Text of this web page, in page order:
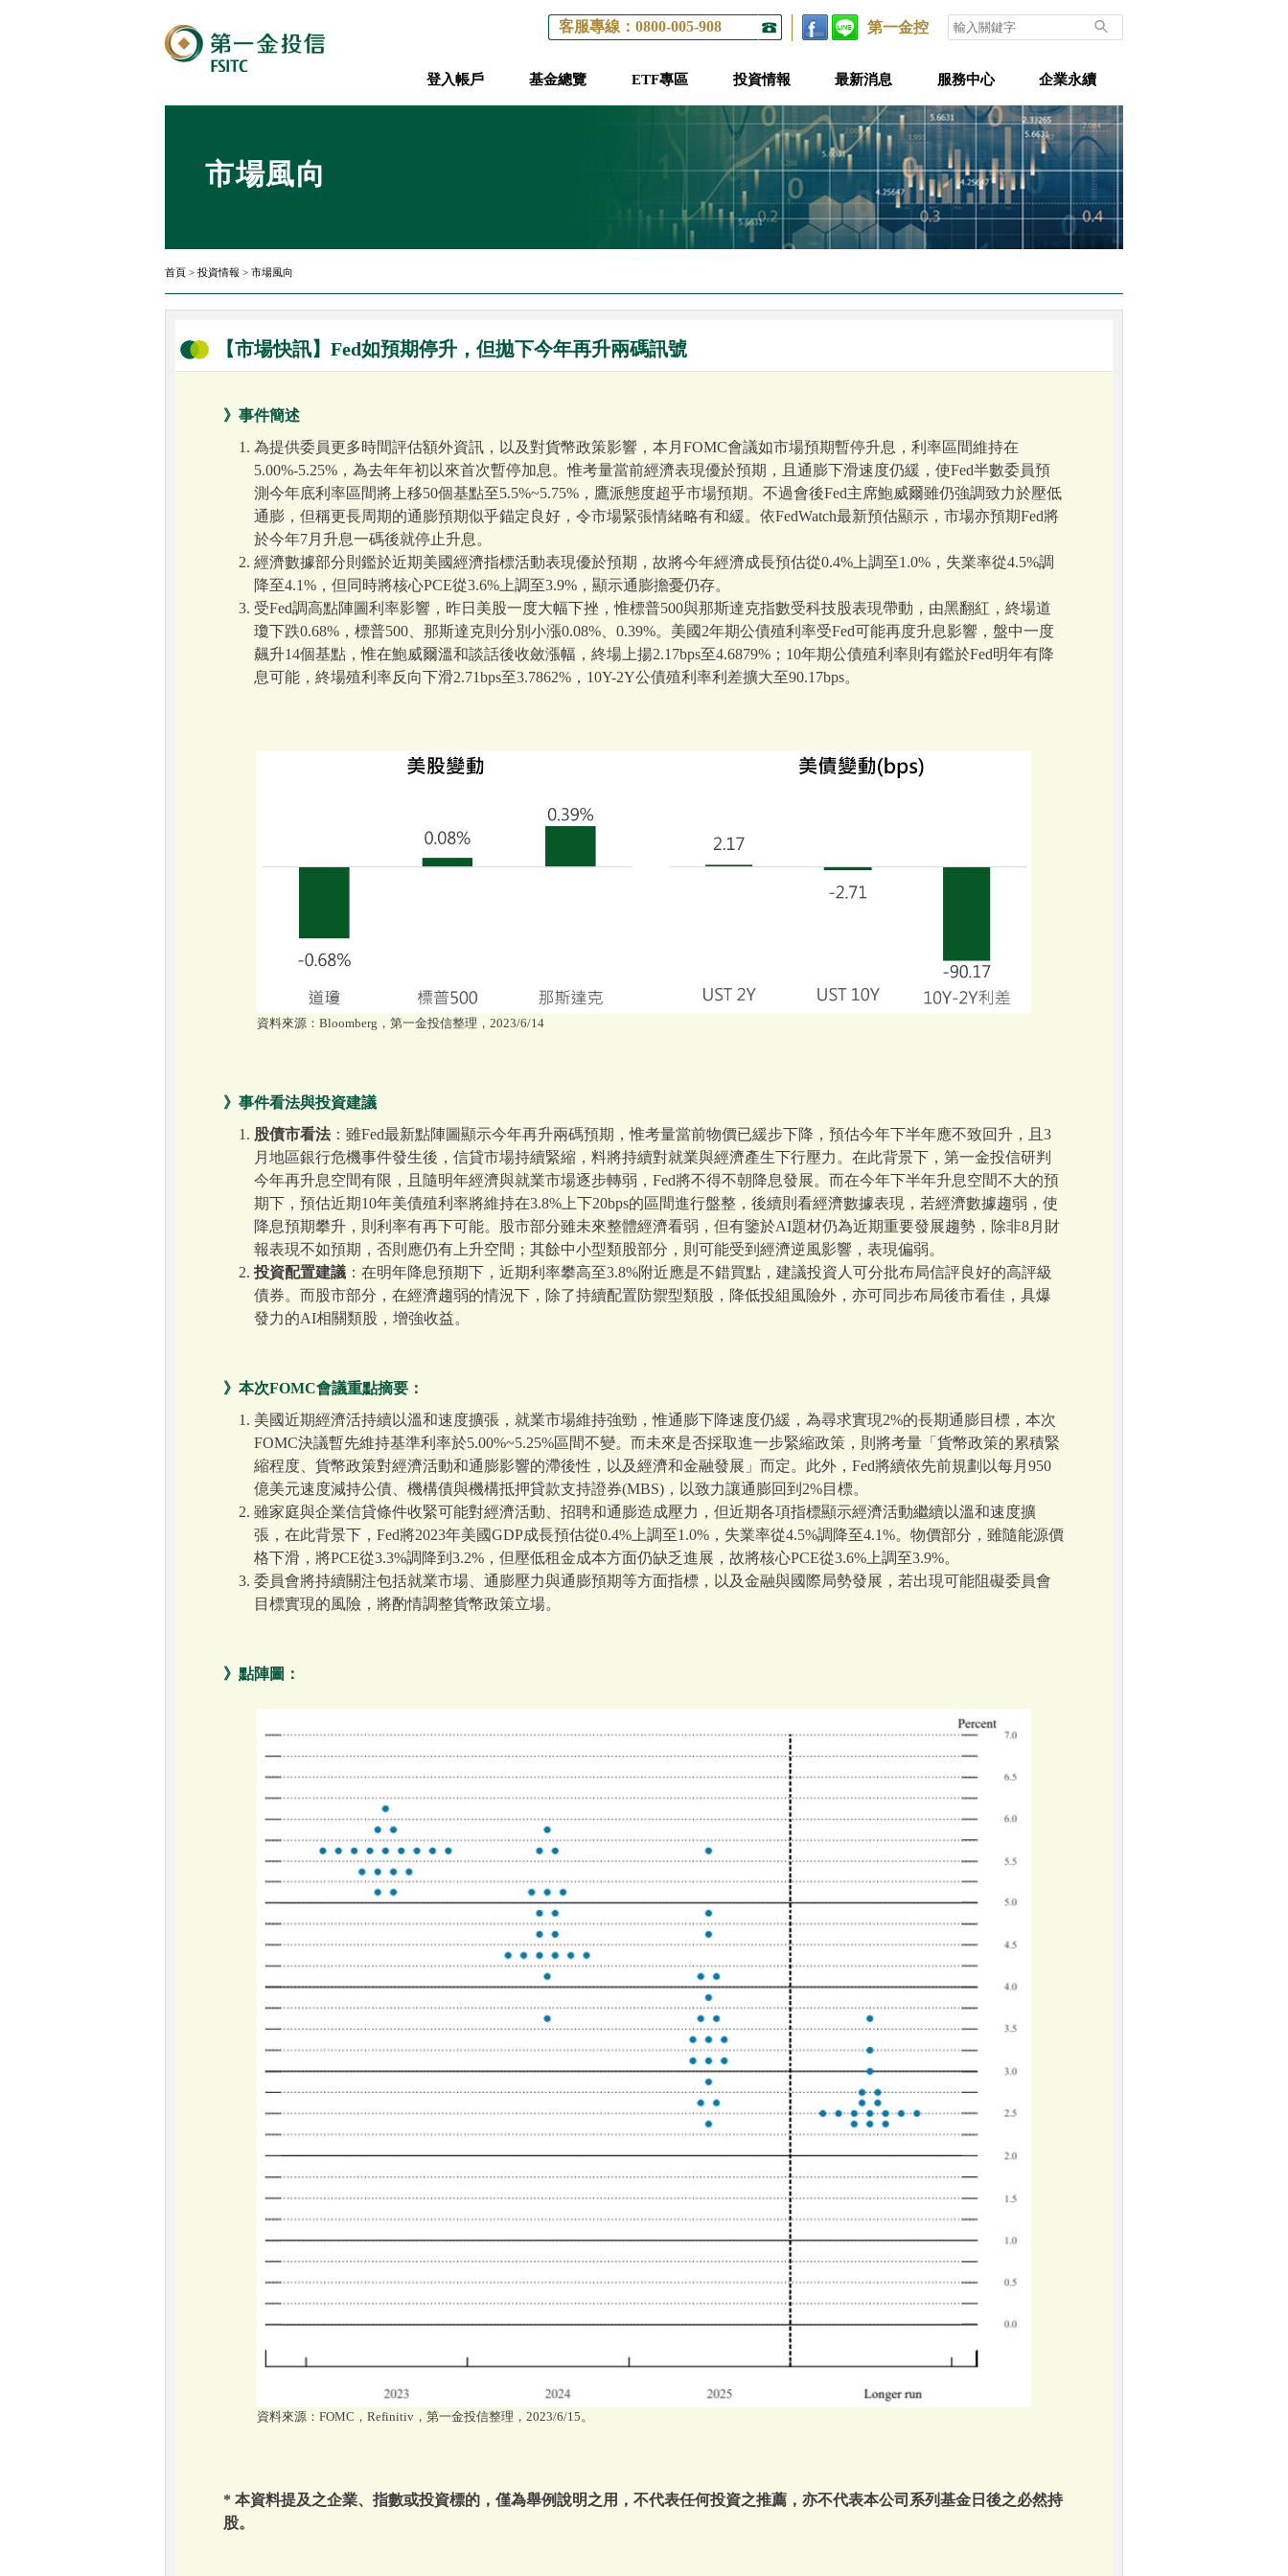
第一金控
客服專線：0800-005-908
登入帳戶 基金總覽 ETF專區 投資情報 最新消息 服務中心 企業永續
市場風向
首頁 > 投資情報 > 市場風向
【市場快訊】Fed如預期停升，但拋下今年再升兩碼訊號
》事件簡述
為提供委員更多時間評估額外資訊，以及對貨幣政策影響，本月FOMC會議如市場預期暫停升息，利率區間維持在
5.00%-5.25%，為去年年初以來首次暫停加息。惟考量當前經濟表現優於預期，且通膨下滑速度仍緩，使Fed半數委員預
測今年底利率區間將上移50個基點至5.5%~5.75%，鷹派態度超乎市場預期。不過會後Fed主席鮑威爾雖仍強調致力於壓低
通膨，但稱更長周期的通膨預期似乎錨定良好，令市場緊張情緒略有和緩。依FedWatch最新預估顯示，市場亦預期Fed將
於今年7月升息一碼後就停止升息。
經濟數據部分則鑑於近期美國經濟指標活動表現優於預期，故將今年經濟成長預估從0.4%上調至1.0%，失業率從4.5%調
降至4.1%，但同時將核心PCE從3.6%上調至3.9%，顯示通膨擔憂仍存。
受Fed調高點陣圖利率影響，昨日美股一度大幅下挫，惟標普500與那斯達克指數受科技股表現帶動，由黑翻紅，終場道
瓊下跌0.68%，標普500、那斯達克則分別小漲0.08%、0.39%。美國2年期公債殖利率受Fed可能再度升息影響，盤中一度
飆升14個基點，惟在鮑威爾溫和談話後收斂漲幅，終場上揚2.17bps至4.6879%；10年期公債殖利率則有鑑於Fed明年有降
息可能，終場殖利率反向下滑2.71bps至3.7862%，10Y-2Y公債殖利率利差擴大至90.17bps。
資料來源：Bloomberg，第一金投信整理，2023/6/14
》事件看法與投資建議
股債市看法：雖Fed最新點陣圖顯示今年再升兩碼預期，惟考量當前物價已緩步下降，預估今年下半年應不致回升，且3
月地區銀行危機事件發生後，信貸市場持續緊縮，料將持續對就業與經濟產生下行壓力。在此背景下，第一金投信研判
今年再升息空間有限，且隨明年經濟與就業市場逐步轉弱，Fed將不得不朝降息發展。而在今年下半年升息空間不大的預
期下，預估近期10年美債殖利率將維持在3.8%上下20bps的區間進行盤整，後續則看經濟數據表現，若經濟數據趨弱，使
降息預期攀升，則利率有再下可能。股市部分雖未來整體經濟看弱，但有鑒於AI題材仍為近期重要發展趨勢，除非8月財
報表現不如預期，否則應仍有上升空間；其餘中小型類股部分，則可能受到經濟逆風影響，表現偏弱。
投資配置建議 ：在明年降息預期下，近期利率攀高至3.8%附近應是不錯買點，建議投資人可分批布局信評良好的高評級
債券。而股市部分，在經濟趨弱的情況下，除了持續配置防禦型類股，降低投組風險外，亦可同步布局後市看佳，具爆
發力的AI相關類股，增強收益。
》本次FOMC會議重點摘要：
美國近期經濟活持續以溫和速度擴張，就業市場維持強勁，惟通膨下降速度仍緩，為尋求實現2%的長期通膨目標，本次
FOMC決議暫先維持基準利率於5.00%~5.25%區間不變。而未來是否採取進一步緊縮政策，則將考量「貨幣政策的累積緊
縮程度、貨幣政策對經濟活動和通膨影響的滯後性，以及經濟和金融發展」而定。此外，Fed將續依先前規劃以每月950
億美元速度減持公債、機構債與機構抵押貸款支持證券(MBS)，以致力讓通膨回到2%目標。
雖家庭與企業信貸條件收緊可能對經濟活動、招聘和通膨造成壓力，但近期各項指標顯示經濟活動繼續以溫和速度擴
張，在此背景下，Fed將2023年美國GDP成長預估從0.4%上調至1.0%，失業率從4.5%調降至4.1%。物價部分，雖隨能源價
格下滑，將PCE從3.3%調降到3.2%，但壓低租金成本方面仍缺乏進展，故將核心PCE從3.6%上調至3.9%。
委員會將持續關注包括就業市場、通膨壓力與通膨預期等方面指標，以及金融與國際局勢發展，若出現可能阻礙委員會
目標實現的風險，將酌情調整貨幣政策立場。
》點陣圖：
資料來源：FOMC，Refinitiv，第一金投信整理，2023/6/15。
* 本資料提及之企業、指數或投資標的，僅為舉例說明之用，不代表任何投資之推薦，亦不代表本公司系列基金日後之必然持
股。